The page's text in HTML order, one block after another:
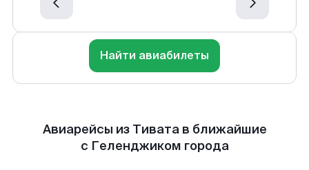
Найти авиабилеты
Авиарейсы из Тивата в ближайшие
с Геленджиком города